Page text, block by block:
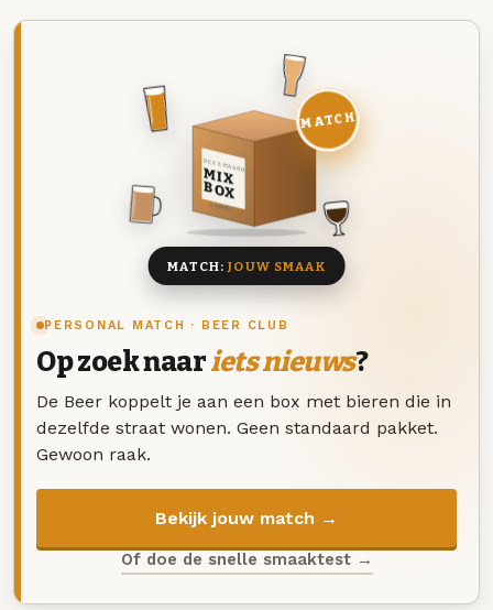
PERSONAL MATCH · BEER CLUB
Op zoek naariets nieuws?
De Beer koppelt je aan een box met bieren die in
dezelfde straat wonen. Geen standaard pakket.
Gewoon raak.
Bekijk jouw match →
Of doe de snelle smaaktest →
DEZE MAAND
MIX
BOX
8 BIEREN
MATCH
MATCH:JOUW SMAAK